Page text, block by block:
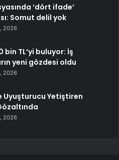
‘dört ifade’
Somut delil yok
2026
bin TL’yi buluyor: İş
yeni gözdesi oldu
2026
Uyuşturucu Yetiştiren
2026